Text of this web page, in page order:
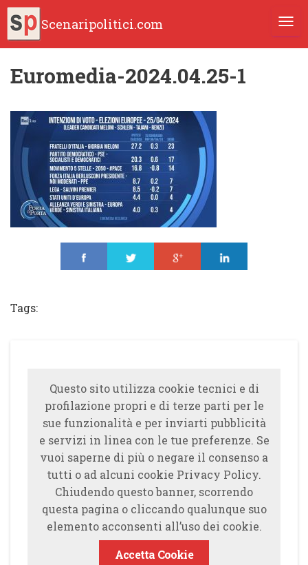
Scenaripolitici.com
Euromedia-2024.04.25-1
Tags:
Questo sito utilizza cookie tecnici e di
profilazione propri e di terze parti per le
sue funzionalità e per inviarti pubblicità
e servizi in linea con le tue preferenze. Se
vuoi saperne di più o negare il consenso a
tutti o ad alcuni cookie Privacy Policy.
Chiudendo questo banner, scorrendo
questa pagina o cliccando qualunque suo
elemento acconsenti all’uso dei cookie.
Accetta Cookie